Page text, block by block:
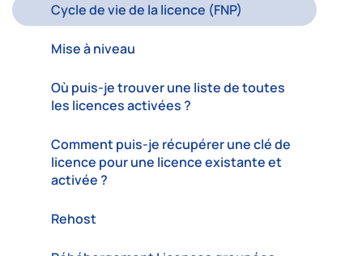
Cycle de vie de la licence (FNP)
Mise à niveau
Où puis-je trouver une liste de toutes
les licences activées ?
Comment puis-je récupérer une clé de
licence pour une licence existante et
activée ?
Rehost